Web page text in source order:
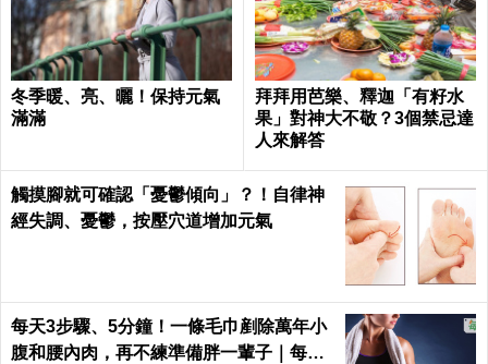
冬季暖、亮、曬！保持元氣
滿滿
拜拜用芭樂、釋迦「有籽水
果」對神大不敬？3個禁忌達
人來解答
觸摸腳就可確認「憂鬱傾向」？！自律神
經失調、憂鬱，按壓穴道增加元氣
每天3步驟、5分鐘！一條毛巾剷除萬年小
腹和腰內肉，再不練準備胖一輩子｜每日